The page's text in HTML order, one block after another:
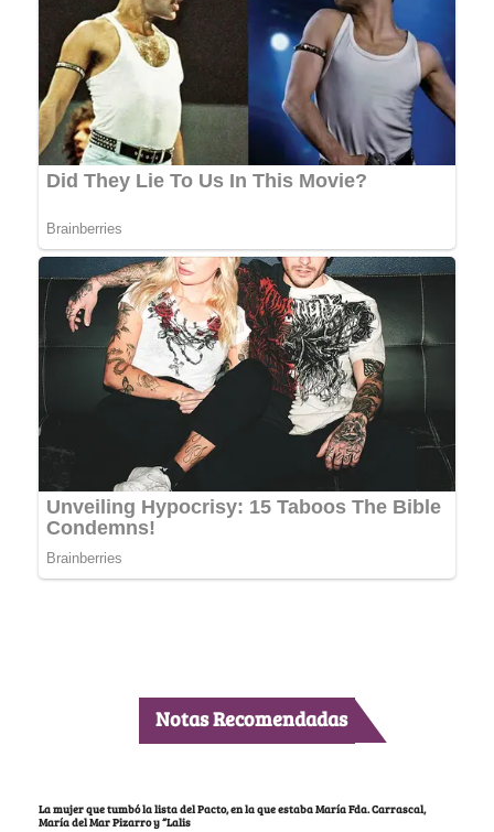
Notas Recomendadas
La mujer que tumbó la lista del Pacto, en la que estaba María Fda. Carrascal,
María del Mar Pizarro y “Lalis